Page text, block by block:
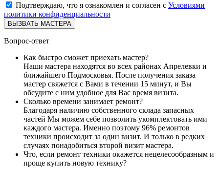
Подтверждаю, что я ознакомлен и согласен с Условиями
политики конфиденциальности
ВЫЗВАТЬ МАСТЕРА
Вопрос-ответ
Как быстро сможет приехать мастер?
Наши мастера находятся во всех районах Апрелевки и
ближайшего Подмосковья. После получения заказа
мастер свяжется с Вами в течении 15 минут, и Вы
обсудите с ним удобное для Вас время визита.
Сколько времени занимает ремонт?
Благодаря наличию собственного склада запасных
частей Мы можем себе позволить укомплектовать ими
каждого мастера. Именно поэтому 96% ремонтов
техники происходит за один визит. И только в редких
случаях понадобиться второй визит мастера.
Что, если ремонт техники окажется нецелесообразным и
проще купить новую технику?